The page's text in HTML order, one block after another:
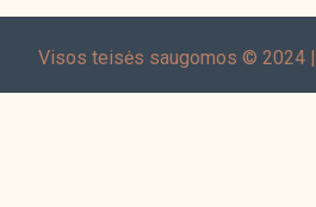
Visos teisės saugomos © 2024 |